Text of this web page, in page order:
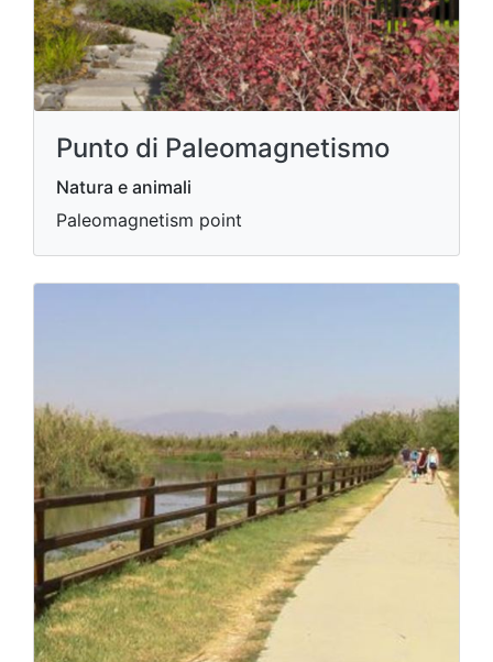
Punto di Paleomagnetismo
Natura e animali
Paleomagnetism point